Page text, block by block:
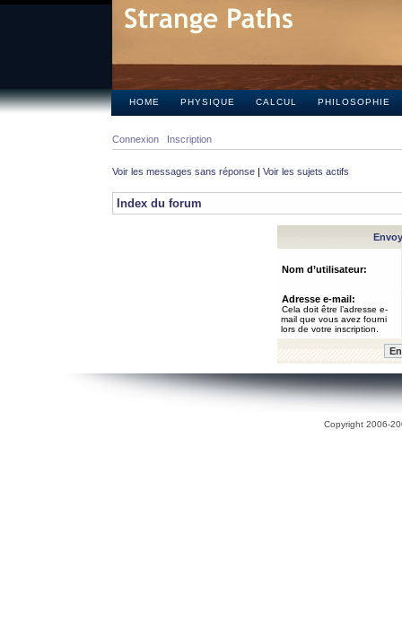
HOME PHYSIQUE CALCUL PHILOSOPHIE
Connexion Inscription
Voir les messages sans réponse | Voir les sujets actifs
Index du forum
Nom d’utilisateur:
Adresse e-mail:
Cela doit être l’adresse e-
mail que vous avez fourni
lors de votre inscription.
Copyright 2006-